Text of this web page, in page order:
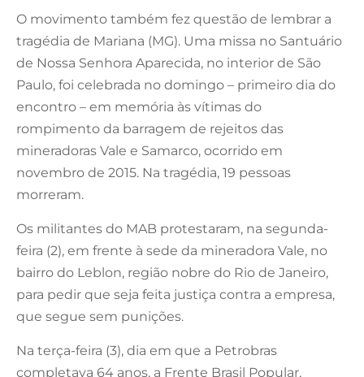
O movimento também fez questão de lembrar a
tragédia de Mariana (MG). Uma missa no Santuário
de Nossa Senhora Aparecida, no interior de São
Paulo, foi celebrada no domingo – primeiro dia do
encontro – em memória às vítimas do
rompimento da barragem de rejeitos das
mineradoras Vale e Samarco, ocorrido em
novembro de 2015. Na tragédia, 19 pessoas
morreram.
Os militantes do MAB protestaram, na segunda-
feira (2), em frente à sede da mineradora Vale, no
bairro do Leblon, região nobre do Rio de Janeiro,
para pedir que seja feita justiça contra a empresa,
que segue sem punições.
Na terça-feira (3), dia em que a Petrobras
completava 64 anos, a Frente Brasil Popular,